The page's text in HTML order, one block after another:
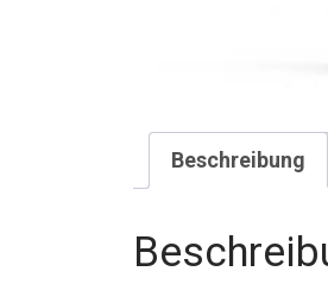
Beschreibung